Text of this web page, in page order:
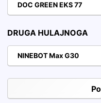
DOC GREEN EKS 77
DRUGA HULAJNOGA
NINEBOT Max G30